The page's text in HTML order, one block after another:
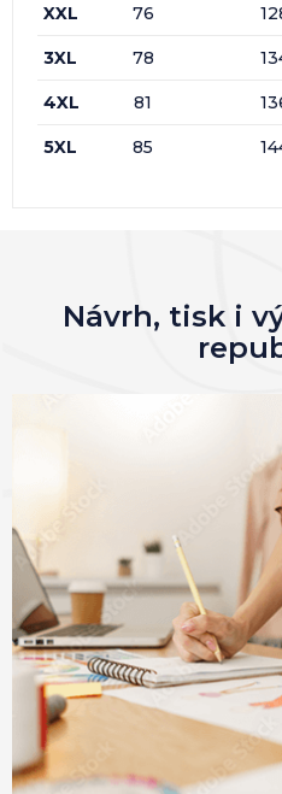
XXL 76
3XL 78
4XL 81
5XL 85
Návrh, tisk i